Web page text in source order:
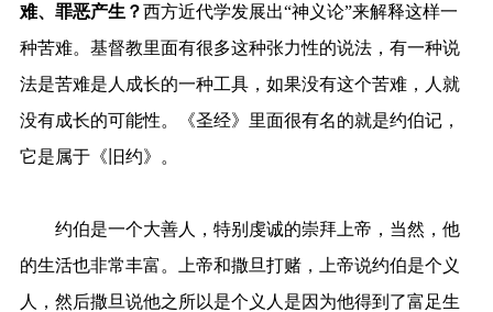
难、罪恶产生？西方近代学发展出“神义论”来解释这样一
种苦难。基督教里面有很多这种张力性的说法，有一种说
法是苦难是人成长的一种工具，如果没有这个苦难，人就
没有成长的可能性。《圣经》里面很有名的就是约伯记，
它是属于《旧约》。
约伯是一个大善人，特别虔诚的崇拜上帝，当然，他
的生活也非常丰富。上帝和撒旦打赌，上帝说约伯是个义
人，然后撒旦说他之所以是个义人是因为他得到了富足生